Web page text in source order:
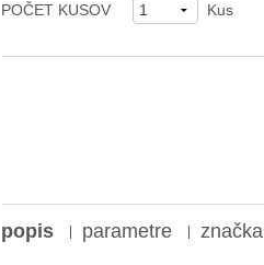
POČET KUSOV Kus
popis parametre značka